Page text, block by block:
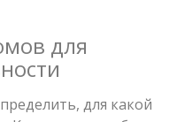
для
для какой